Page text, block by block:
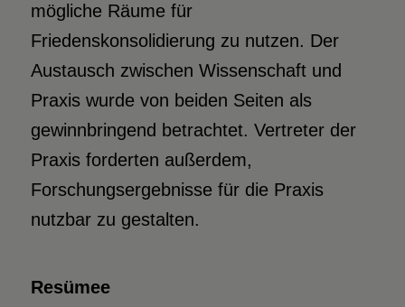
mögliche Räume für
Friedenskonsolidierung zu nutzen. Der
Austausch zwischen Wissenschaft und
Praxis wurde von beiden Seiten als
gewinnbringend betrachtet. Vertreter der
Praxis forderten außerdem,
Forschungsergebnisse für die Praxis
nutzbar zu gestalten.
Resümee